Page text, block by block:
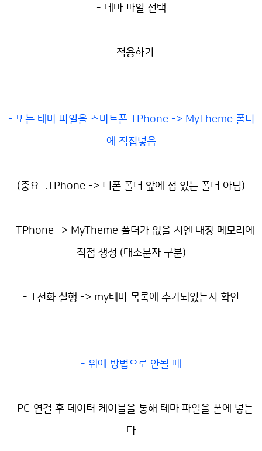
- 테마 파일 선택
- 적용하기
- 또는 테마 파일을 스마트폰 TPhone -> MyTheme 폴더
에 직접넣음
(중요 .TPhone -> 티폰 폴더 앞에 점 있는 폴더 아님)
- TPhone -> MyTheme 폴더가 없을 시엔 내장 메모리에
직접 생성 (대소문자 구분)
- T전화 실행 -> my테마 목록에 추가되었는지 확인
- 위에 방법으로 안될 때
- PC 연결 후 데이터 케이블을 통해 테마 파일을 폰에 넣는
다